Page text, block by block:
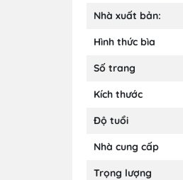
Nhà xuất bản:
Hình thức bìa
Số trang
Kích thước
Độ tuổi
Nhà cung cấp
Trọng lượng